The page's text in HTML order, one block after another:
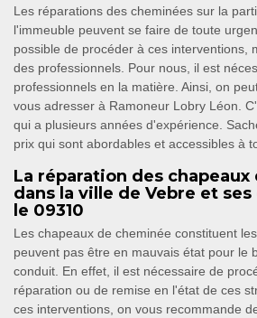
Les réparations des cheminées sur la
l'immeuble peuvent se faire de toute
possible de procéder à ces interventions,
des professionnels. Pour nous, il est
professionnels en la matière. Ainsi, on
vous adresser à Ramoneur Lobry Léon.
qui a plusieurs années d'expérience.
prix qui sont abordables et accessibles à
La réparation des
dans la ville de Vebre et
le 09310
Les chapeaux de cheminée constituent
peuvent pas être en mauvais état pour le
conduit. En effet, il est nécessaire de
réparation ou de remise en l'état de ces
ces interventions, on vous recommande